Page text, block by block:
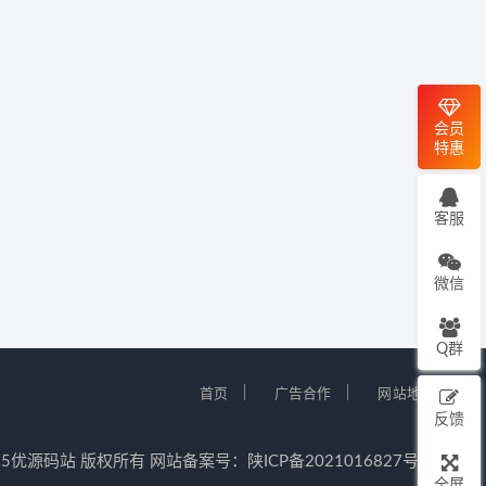
首页 广告合作 网站地图
源码站 版权所有 网站备案号： 陕ICP备2021016827号-5
会员
特惠
客服
微信
Q群
反馈